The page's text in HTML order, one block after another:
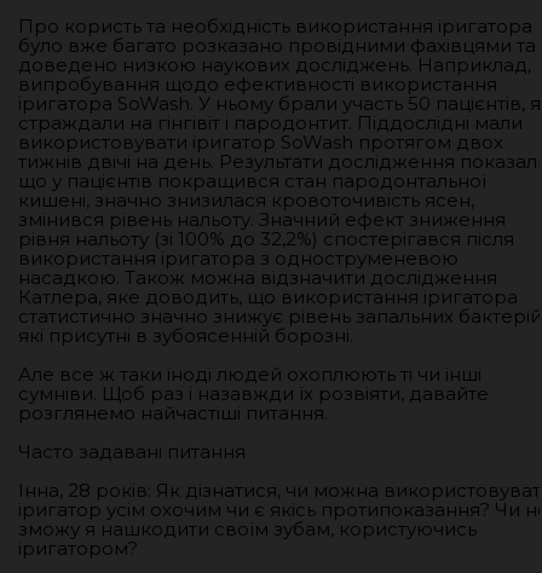
Про користь та необхідність використання іригатора
було вже багато розказано провідними фахівцями та
доведено низкою наукових досліджень. Наприклад,
випробування щодо ефективності використання
іригатора SoWash. У ньому брали участь 50 пацієнтів,
страждали на гінгівіт і пародонтит. Піддослідні мали
використовувати іригатор SoWash протягом двох
тижнів двічі на день. Результати дослідження
що у пацієнтів покращився стан пародонтальної
кишені, значно знизилася кровоточивість ясен,
змінився рівень нальоту. Значний ефект зниження
рівня нальоту (зі 100% до 32,2%) спостерігався після
використання іригатора з одноструменевою
насадкою. Також можна відзначити дослідження
Катлера, яке доводить, що використання іригатора
статистично значно знижує рівень запальних
які присутні в зубоясенній борозні.
Але все ж таки іноді людей охоплюють ті чи інші
сумніви. Щоб раз і назавжди їх розвіяти, давайте
розглянемо найчастіші питання.
Часто задавані питання
Інна, 28 років: Як дізнатися, чи можна
іригатор усім охочим чи є якісь протипоказання? Чи
зможу я нашкодити своїм зубам, користуючись
іригатором?